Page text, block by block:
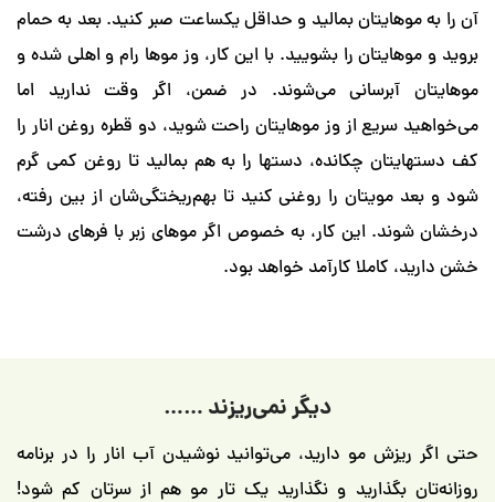
بمالید و حداقل یکساعت صبر کنید. بعد به حمام
را بشویید. با این کار، وز موها رام و اهلی شده و
آبرسانی می‌شوند. در ضمن، اگر وقت ندارید اما
از وز موهایتان راحت شوید، دو قطره روغن انار را
چکانده، دستها را به هم بمالید تا روغن کمی گرم
را روغنی کنید تا بهم‌ریختگی‌شان از بین رفته،
این کار، به خصوص اگر موهای زبر با فرهای درشت
کارآمد خواهد بود.
دیگر نمی‌ریزند ……
مو دارید، می‌توانید نوشیدن آب انار را در برنامه
بگذارید و نگذارید یک تار مو هم از سرتان کم شود!